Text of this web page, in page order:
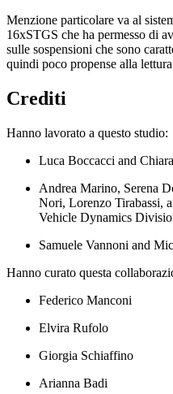
Menzione particolare va al
16xSTGS che ha permesso di
sulle sospensioni che sono
quindi poco propense alla
Crediti
Hanno lavorato a questo studio:
Luca Boccacci and
Andrea Marino, Serena
Nori, Lorenzo Tirabassi,
Vehicle Dynamics
Samuele Vannoni and
Hanno curato questa
Federico Manconi
Elvira Rufolo
Giorgia Schiaffino
Arianna Badi